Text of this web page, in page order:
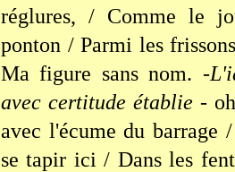
réglures, / Comme le
ponton / Parmi les
Ma figure sans nom. -
avec certitude établie -
avec l'écume du barrage
se tapir ici / Dans les